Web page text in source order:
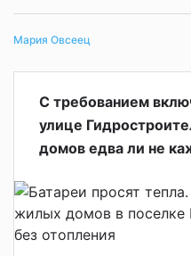
Мария Овсеец
С требованием
улице
домов едва ли не